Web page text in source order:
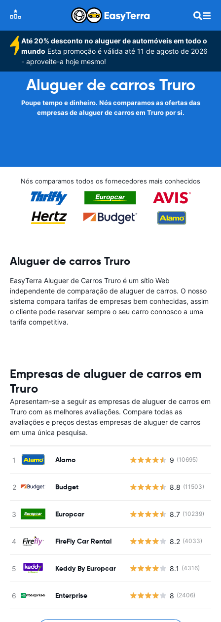
Até 20% desconto no aluguer de automóveis em todo o
mundo Esta promoção é válida até 11 de agosto de 2026
- aproveite-a hoje mesmo!
Aluguer de carros Truro
Poupe tempo e dinheiro. Nós comparamos as ofertas das
empresas de aluguer de carros em Truro por si.
Nós comparamos todos os fornecedores mais conhecidos
Aluguer de carros Truro
EasyTerra Aluguer de Carros Truro é um sítio Web
independente de comparação de aluguer de carros. O nosso
sistema compara tarifas de empresas bem conhecidas, assim
o cliente pode reservar sempre o seu carro connosco a uma
tarifa competitiva.
Empresas de aluguer de carros em
Truro
Apresentam-se a seguir as empresas de aluguer de carros em
Truro com as melhores avaliações. Compare todas as
avaliações e preços destas empresas de aluguer de carros
em uma única pesquisa.
Alamo 9 (10695)
Budget 8.8 (11503)
Europcar 8.7 (10239)
FireFly Car Rental 8.2 (4033)
Keddy By Europcar 8.1 (4316)
Enterprise 8 (2406)